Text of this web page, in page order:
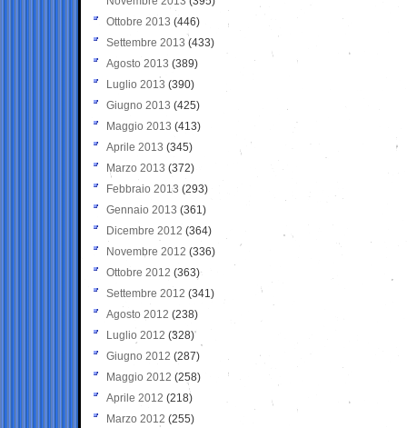
Ottobre 2013 (446)
Settembre 2013 (433)
Agosto 2013 (389)
Luglio 2013 (390)
Giugno 2013 (425)
Maggio 2013 (413)
Aprile 2013 (345)
Marzo 2013 (372)
Febbraio 2013 (293)
Gennaio 2013 (361)
Dicembre 2012 (364)
Novembre 2012 (336)
Ottobre 2012 (363)
Settembre 2012 (341)
Agosto 2012 (238)
Luglio 2012 (328)
Giugno 2012 (287)
Maggio 2012 (258)
Aprile 2012 (218)
Marzo 2012 (255)